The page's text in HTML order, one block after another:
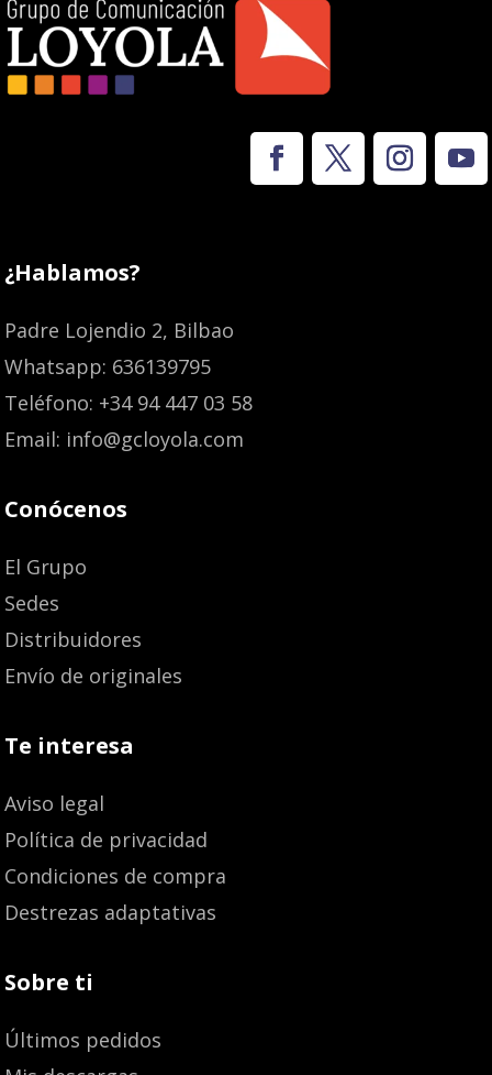
¿Hablamos?
Padre Lojendio 2, Bilbao
Whatsapp: 636139795
Teléfono: +34 94 447 03 58
Email: info@gcloyola.com
Conócenos
El Grupo
Sedes
Distribuidores
Envío de originales
Te interesa
Aviso legal
Política de privacidad
Condiciones de compra
Destrezas adaptativas
Sobre ti
Últimos pedidos